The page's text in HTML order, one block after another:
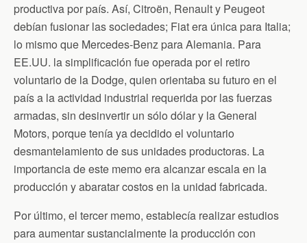
productiva por país. Así, Citroën, Renault y Peugeot
debían fusionar las sociedades; Fiat era única para Italia;
lo mismo que Mercedes-Benz para Alemania. Para
EE.UU. la simplificación fue operada por el retiro
voluntario de la Dodge, quien orientaba su futuro en el
país a la actividad industrial requerida por las fuerzas
armadas, sin desinvertir un sólo dólar y la General
Motors, porque tenía ya decidido el voluntario
desmantelamiento de sus unidades productoras. La
importancia de este memo era alcanzar escala en la
producción y abaratar costos en la unidad fabricada.
Por último, el tercer memo, establecía realizar estudios
para aumentar sustancialmente la producción con